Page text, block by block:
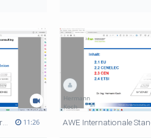
AWE Internationale Standardisierung 6 11:26
Hermann
Koch